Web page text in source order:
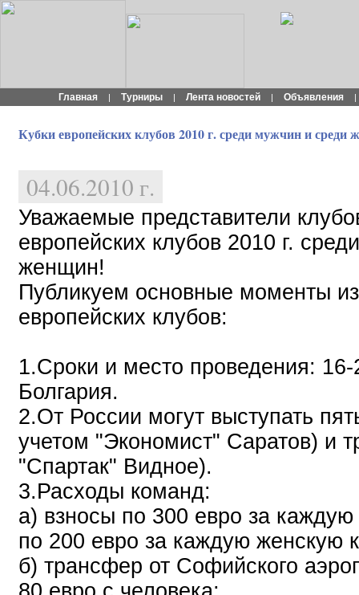
Главная | Турниры | Лента новостей | Объявления |
Кубки европейских клубов 2010 г. среди мужчин и среди
04.06.2010 г.
Уважаемые представители
европейских клубов 2010 г.
женщин!
Публикуем основные моменты
европейских клубов:
1.Сроки и место проведения:
Болгария.
2.От России могут выступать
учетом "Экономист" Саратов) и
"Спартак" Видное).
3.Расходы команд:
а) взносы по 300 евро за
по 200 евро за каждую женскую
б) трансфер от Софийского